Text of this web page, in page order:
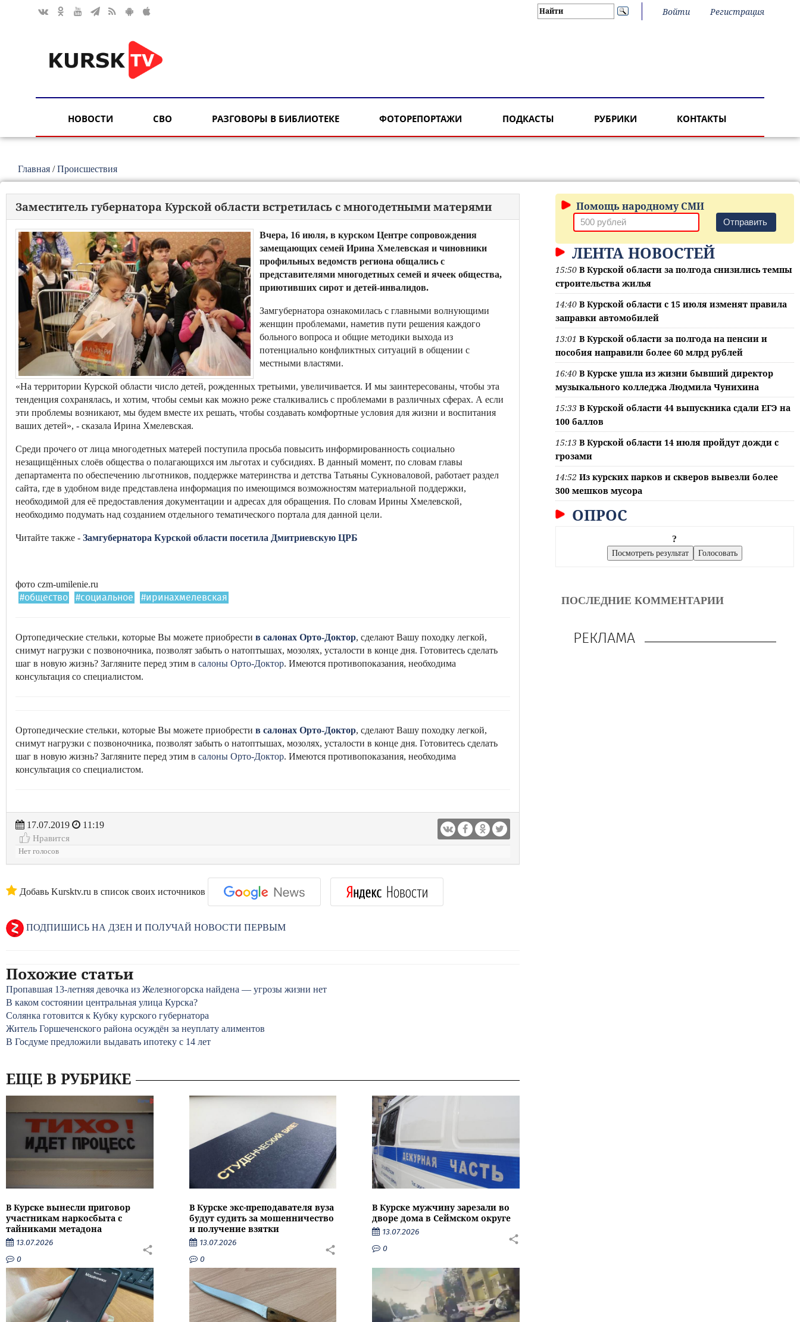
Войти Регистрация
НОВОСТИ СВО РАЗГОВОРЫ В БИБЛИОТЕКЕ ФОТОРЕПОРТАЖИ ПОДКАСТЫ РУБРИКИ КОНТАКТЫ
Главная /Происшествия
Заместитель губернатора Курской области встретилась с многодетными матерями
Вчера, 16 июля, в курском Центре сопровождения
замещающих семей Ирина Хмелевская и чиновники
профильных ведомств региона общались с
представителями многодетных семей и ячеек общества,
приютивших сирот и детей-инвалидов.
Замгубернатора ознакомилась с главными волнующими
женщин проблемами, наметив пути решения каждого
больного вопроса и общие методики выхода из
потенциально конфликтных ситуаций в общении с
местными властями.
«На территории Курской области число детей, рожденных третьими, увеличивается. И мы заинтересованы, чтобы эта
тенденция сохранялась, и хотим, чтобы семьи как можно реже сталкивались с проблемами в различных сферах. А если
эти проблемы возникают, мы будем вместе их решать, чтобы создавать комфортные условия для жизни и воспитания
ваших детей», - сказала Ирина Хмелевская.
Среди прочего от лица многодетных матерей поступила просьба повысить информированность социально
незащищённых слоёв общества о полагающихся им льготах и субсидиях. В данный момент, по словам главы
департамента по обеспечению льготников, поддержке материнства и детства Татьяны Сукноваловой, работает раздел
сайта, где в удобном виде представлена информация по имеющимся возможностям материальной поддержки,
необходимой для её предоставления документации и адресах для обращения. По словам Ирины Хмелевской,
необходимо подумать над созданием отдельного тематического портала для данной цели.
Читайте также - Замгубернатора Курской области посетила Дмитриевскую ЦРБ
фото czm-umilenie.ru
#общество #социальное #иринахмелевская
Ортопедические стельки, которые Вы можете приобрести в салонах Орто-Доктор, сделают Вашу походку легкой,
снимут нагрузки с позвоночника, позволят забыть о натоптышах, мозолях, усталости в конце дня. Готовитесь сделать
шаг в новую жизнь? Загляните перед этим в салоны Орто-Доктор. Имеются противопоказания, необходима
консультация со специалистом.
Ортопедические стельки, которые Вы можете приобрести в салонах Орто-Доктор, сделают Вашу походку легкой,
снимут нагрузки с позвоночника, позволят забыть о натоптышах, мозолях, усталости в конце дня. Готовитесь сделать
шаг в новую жизнь? Загляните перед этим в салоны Орто-Доктор. Имеются противопоказания, необходима
консультация со специалистом.
17.07.2019
11:19
Нравится
Нет голосов
Добавь Kursktv.ru в список своих источников
ПОДПИШИСЬ НА ДЗЕН И ПОЛУЧАЙ НОВОСТИ ПЕРВЫМ
Похожие статьи
Пропавшая 13-летняя девочка из Железногорска найдена — угрозы жизни нет
В каком состоянии центральная улица Курска?
Солянка готовится к Кубку курского губернатора
Житель Горшеченского района осуждён за неуплату алиментов
В Госдуме предложили выдавать ипотеку с 14 лет
ЕЩЕ В РУБРИКЕ
В Курске вынесли приговор
участникам наркосбыта с
тайниками метадона
13.07.2026
0
В Курске экс-преподавателя вуза
будут судить за мошенничество
и получение взятки
13.07.2026
0
В Курске мужчину зарезали во
дворе дома в Сеймском округе
13.07.2026
0
Помощь народному СМИ
Отправить
ЛЕНТА НОВОСТЕЙ
15:50 В Курской области за полгода снизились темпы
строительства жилья
14:40 В Курской области с 15 июля изменят правила
заправки автомобилей
13:01 В Курской области за полгода на пенсии и
пособия направили более 60 млрд рублей
16:40 В Курске ушла из жизни бывший директор
музыкального колледжа Людмила Чунихина
15:33 В Курской области 44 выпускника сдали ЕГЭ на
100 баллов
15:13 В Курской области 14 июля пройдут дожди с
грозами
14:52 Из курских парков и скверов вывезли более
300 мешков мусора
ОПРОС
?
ПОСЛЕДНИЕ КОММЕНТАРИИ
РЕКЛАМА